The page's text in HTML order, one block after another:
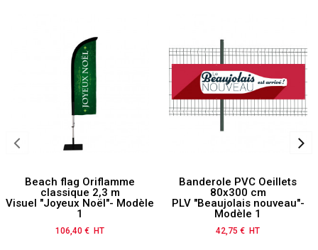
Beach flag Oriflamme
classique 2,3 m
Visuel "Joyeux Noël"- Modèle
1
Prix
106,40 € HT
Banderole PVC Oeillets
80x300 cm
PLV "Beaujolais nouveau"-
Modèle 1
Prix
42,75 € HT